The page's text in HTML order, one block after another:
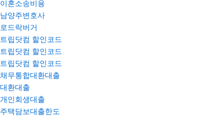
이혼소송비용
남양주변호사
로드락버거
트립닷컴 할인코드
트립닷컴 할인코드
트립닷컴 할인코드
채무통합대환대출
대환대출
개인회생대출
주택담보대출한도